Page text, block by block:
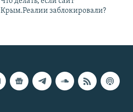
Крым.Реалии заблокировали?